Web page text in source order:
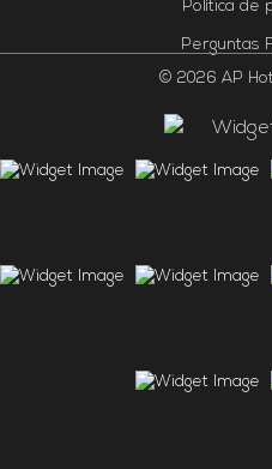
Política de
Perguntas
© 2026 AP